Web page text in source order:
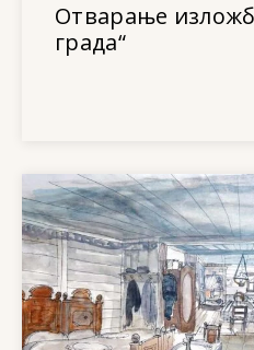
Отварање
града“